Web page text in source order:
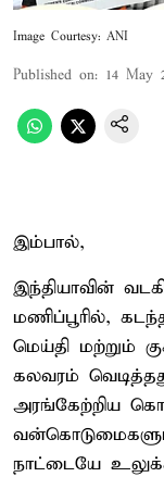
Image Courtesy: ANI
Published on: 14 May
இம்பால்,
இந்தியாவின்
மணிப்பூரில்,
மெய்தி மற்றும்
கலவரம்
அரங்கேற்றிய
நாட்டையே